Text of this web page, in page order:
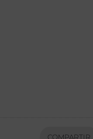
COMPARTIR